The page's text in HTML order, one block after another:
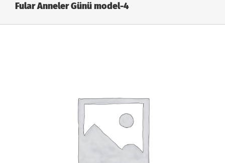
Fular Anneler Günü model-4